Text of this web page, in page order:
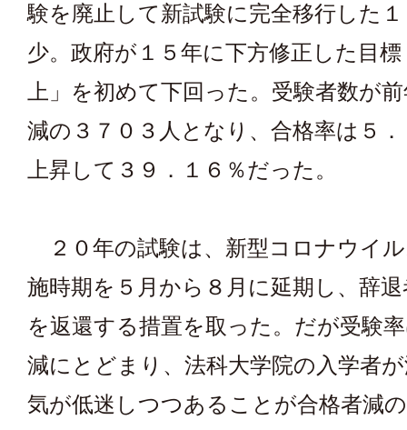
験を廃止して新試験に完全移行した
少。政府が１５年に下方修正した目
上」を初めて下回った。受験者数が
減の３７０３人となり、合格率は５
上昇して３９．１６％だった。
２０年の試験は、新型コロナウイ
施時期を５月から８月に延期し、辞
を返還する措置を取った。だが受験
減にとどまり、法科大学院の入学者
気が低迷しつつあることが合格者減